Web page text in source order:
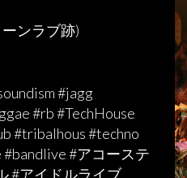
ーンラブ跡)
#jagg
#rb #TechHouse
#tribalhous #techno
#bandlive #アコーステ
#アイドルライブ